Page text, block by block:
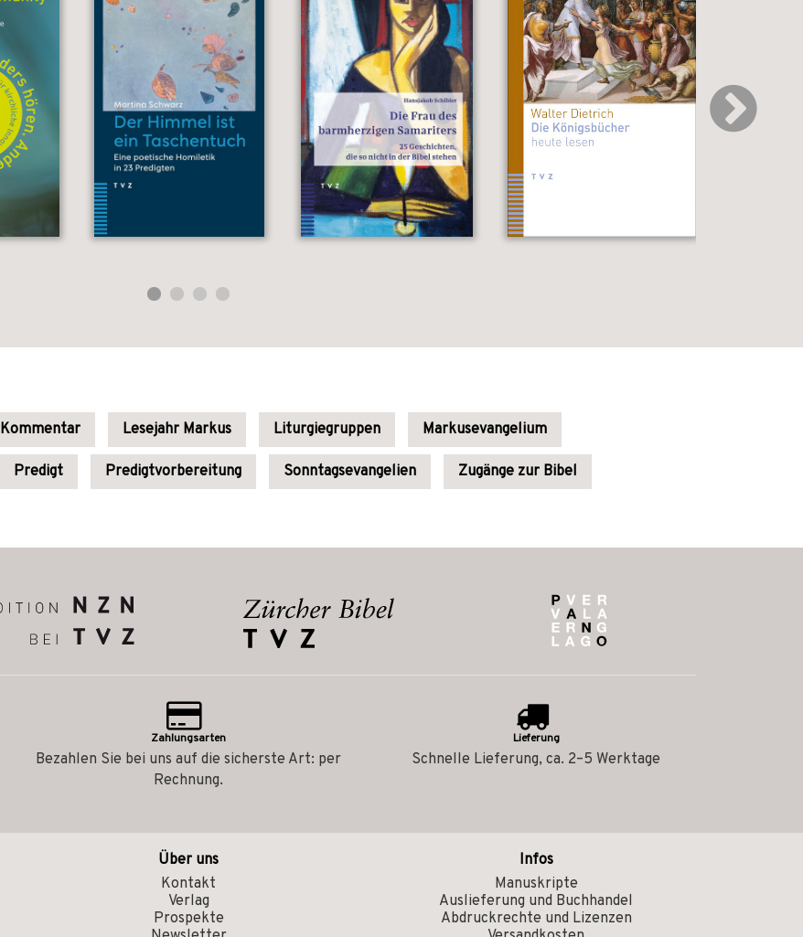
Kommentar Lesejahr Markus Liturgiegruppen Markusevangelium
Predigt Predigtvorbereitung Sonntagsevangelien Zugänge zur Bibel
Zahlungsarten
Bezahlen Sie bei uns auf die sicherste Art: per
Rechnung.
Lieferung
Schnelle Lieferung, ca. 2–5 Werktage
Über uns
Kontakt
Verlag
Prospekte
Infos
Manuskripte
Auslieferung und Buchhandel
Abdruckrechte und Lizenzen